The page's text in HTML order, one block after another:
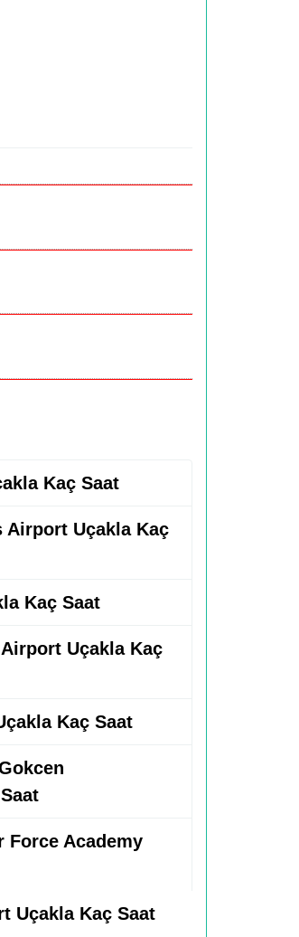
Kaç Saat
Airport Uçakla Kaç
Kaç Saat
Uçakla Kaç
Kaç Saat
Force Academy
Uçakla Kaç Saat